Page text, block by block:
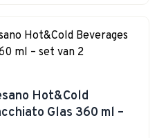
Hot&Cold
Glas 360 ml –